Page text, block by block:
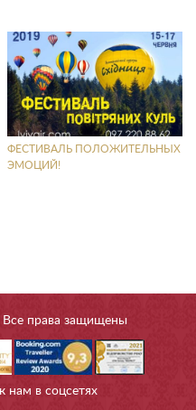
ФЕСТИВАЛЬ ПОЛОЖИТЕЛЬНЫХ
ЭМОЦИЙ!
права защищены
нам в соцсетях